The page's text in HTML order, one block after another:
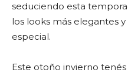
seduciendo esta
los looks más elegantes
especial.
Este otoño invierno